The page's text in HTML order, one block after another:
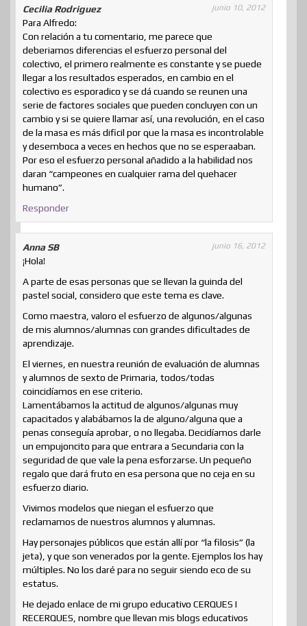
Cecilia Rodriguez junio 10, 2012
Para Alfredo:
Con relación a tu comentario, me parece que
deberiamos diferencias el esfuerzo personal del
colectivo, el primero realmente es constante y se puede
llegar a los resultados esperados, en cambio en el
colectivo es esporadico y se dá cuando se reunen una
serie de factores sociales que pueden concluyen con un
cambio y si se quiere llamar así, una revolución, en el caso
de la masa es más dificil por que la masa es incontrolable
y desemboca a veces en hechos que no se esperaaban.
Por eso el esfuerzo personal añadido a la habilidad nos
daran “campeones en cualquier rama del quehacer
humano”.
Responder
Anna SB junio 16, 2012
¡Hola!
A parte de esas personas que se llevan la guinda del
pastel social, considero que este tema es clave.
Como maestra, valoro el esfuerzo de algunos/algunas
de mis alumnos/alumnas con grandes dificultades de
aprendizaje.
El viernes, en nuestra reunión de evaluación de alumnas
y alumnos de sexto de Primaria, todos/todas
coincidíamos en ese criterio.
Lamentábamos la actitud de algunos/algunas muy
capacitados y alabábamos la de alguno/alguna que a
penas conseguía aprobar, o no llegaba. Decidíamos darle
un empujoncito para que entrara a Secundaria con la
seguridad de que vale la pena esforzarse. Un pequeño
regalo que dará fruto en esa persona que no ceja en su
esfuerzo diario.
Vivimos modelos que niegan el esfuerzo que
reclamamos de nuestros alumnos y alumnas.
Hay personajes públicos que están allí por “la filosis” (la
jeta), y que son venerados por la gente. Ejemplos los hay
múltiples. No los daré para no seguir siendo eco de su
estatus.
He dejado enlace de mi grupo educativo CERQUES I
RECERQUES, nombre que llevan mis blogs educativos